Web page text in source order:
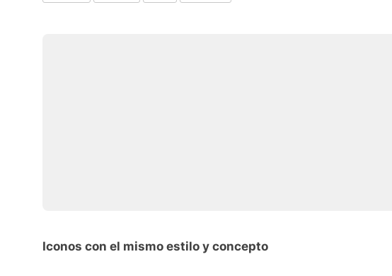
Iconos con el mismo estilo y concepto